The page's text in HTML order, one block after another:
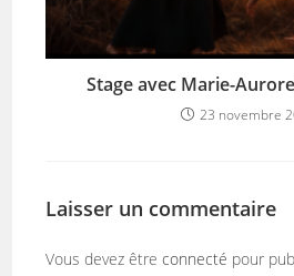
Stage avec Marie-
23 novembre
Laisser un commentaire
Vous devez êtreconnecté pour